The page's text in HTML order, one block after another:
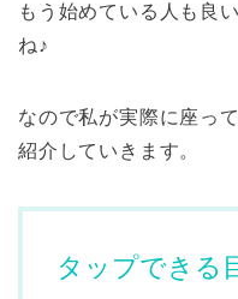
もう始めている人も良
ね♪
なので私が実際に座っ
紹介していきます。
タップできる